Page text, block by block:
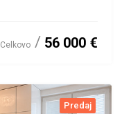
Celkovo 56 000 €
Predaj